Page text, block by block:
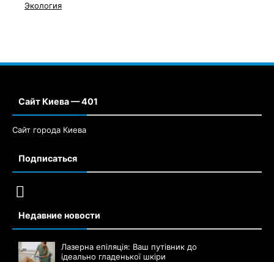
Экология
Сайт Киева — 401
Сайт города Киева
Подписаться
Недавние новости
Лазерна епіляція: Ваш путівник до
ідеально гладенької шкіри